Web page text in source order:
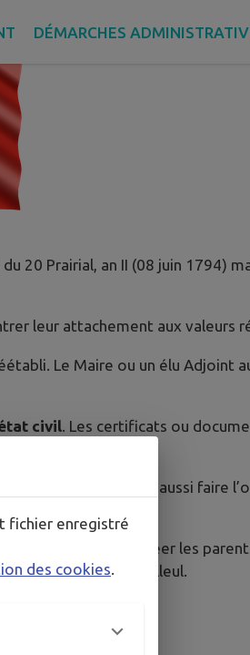
DÉMARCHES
20 Prairial, an II (08 juin 1794)
leur attachement aux valeurs
Le Maire ou un élu Adjoint
civil . Les certificats ou
cérémonie. Il peut aussi faire
ci prennent de suppléer les
vis-à-vis du filleul.
fichier enregistré
des cookies.